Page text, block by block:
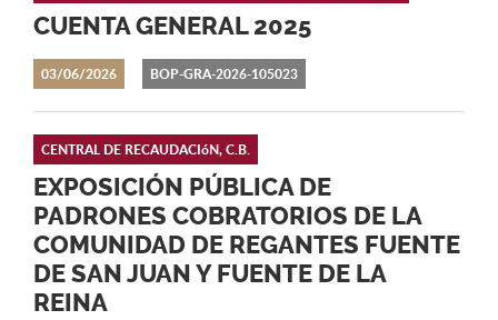
03/06/2026
CUENTA GENERAL 2025
BOP-GRA-2026-105023
EXPOSICIÓN PÚBLICA DE
PADRONES COBRATORIOS DE LA
COMUNIDAD DE REGANTES FUENTE
DE SAN JUAN Y FUENTE DE LA
REINA
CENTRAL DE RECAUDACIóN, C.B.